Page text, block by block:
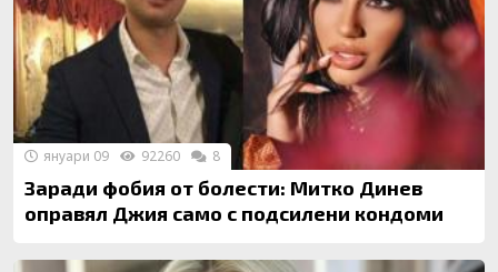
Заради фобия от болести: Митко Динев
оправял Джия само с подсилени кондоми
януари 09 92260 8